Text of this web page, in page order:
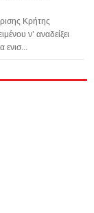
Κρήτης
ν’ αναδείξει